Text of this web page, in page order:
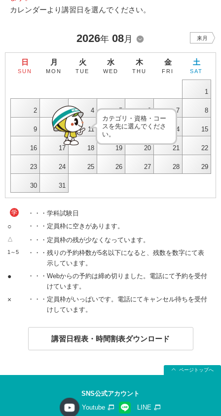
カレンダーより講習日を選んでください。
2026年 08月 来月
日
SUN
月
MON
火
TUE
水
WED
木
THU
金
FRI
土
SAT
1
2 3 4 5 6 7 8
9 10 11 12 13 14 15
16 17 18 19 20 21 22
23 24 25 26 27 28 29
30 31
カテゴリ・資格・コー
スを先に選んでくださ
い。
学 ・・・学科試験日
○ ・・・定員枠に空きがあります。
△ ・・・定員枠の残が少なくなっています。
1～5
・・・残りの予約枠数が5名以下になると、残数を数字にて表
示しています。
●
・・・Webからの予約は締め切りました。電話にて予約を受付
けています。
×
・・・定員枠がいっぱいです。電話にてキャンセル待ちを受付
けしています。
講習日程表・時間割表ダウンロード
ページトップへ
SNS公式アカウント
Youtube
LINE